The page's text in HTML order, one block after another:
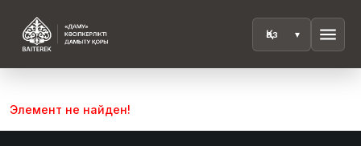
menu
Элемент не найден!